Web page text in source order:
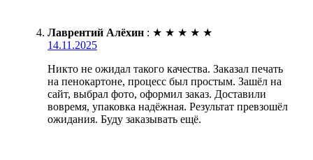
Лаврентий Алёхин : ★ ★ ★ ★ ★
14.11.2025
Никто не ожидал такого качества. Заказал печать
на пенокартоне, процесс был простым. Зашёл на
сайт, выбрал фото, оформил заказ. Доставили
вовремя, упаковка надёжная. Результат превзошёл
ожидания. Буду заказывать ещё.